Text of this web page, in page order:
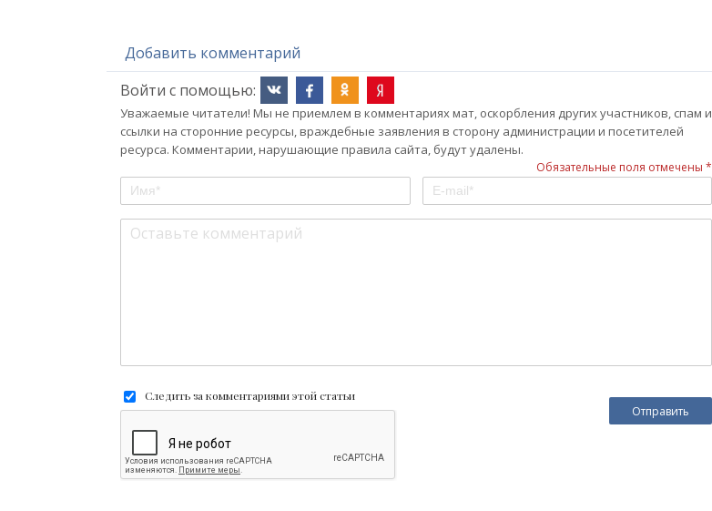
Добавить комментарий
Войти с помощью:
Уважаемые читатели! Мы не приемлем в комментариях мат, оскорбления других участников, спам и
ссылки на сторонние ресурсы, враждебные заявления в сторону администрации и посетителей
ресурса. Комментарии, нарушающие правила сайта, будут удалены.
Обязательные поля отмечены *
Следить за комментариями этой статьи